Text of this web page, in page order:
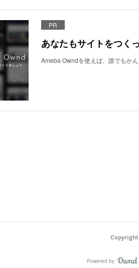
PR
あなたもサイトをつく
Ameba Owndを使えば、誰でもか
Powered by